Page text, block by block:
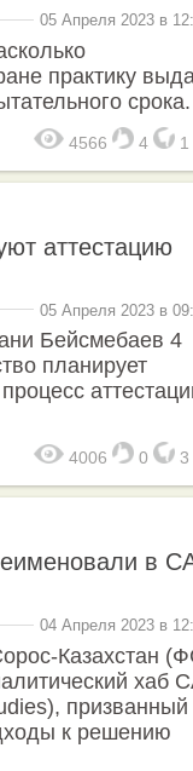
05 Апреля 2023 в
практику
срока.
4566 4 1
аттестацию
05 Апреля 2023 в
Бейсмебаев 4
планирует
4006 0 3
в
04 Апреля 2023 в
Казахстан
хаб
призванный
к решению